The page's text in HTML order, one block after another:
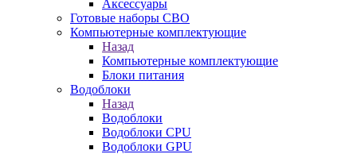
Аксессуары
Готовые наборы СВО
Компьютерные комплектующие
Назад
Компьютерные комплектующие
Блоки питания
Водоблоки
Назад
Водоблоки
Водоблоки CPU
Водоблоки GPU